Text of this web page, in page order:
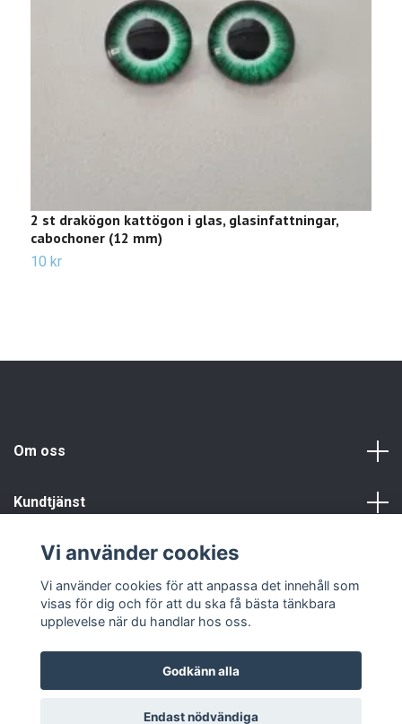
2 st drakögon kattögon i glas, glasinfattningar,
cabochoner (12 mm)
10 kr
Om oss
Kundtjänst
© 2026 Fyndgren
Vi använder cookies
Vi använder cookies för att anpassa det innehåll som
visas för dig och för att du ska få bästa tänkbara
upplevelse när du handlar hos oss.
Godkänn alla
Endast nödvändiga